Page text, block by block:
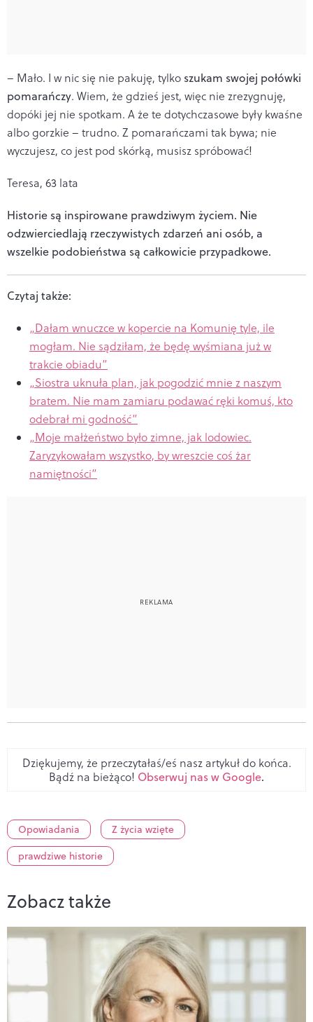
– Mało. I w nic się nie pakuję, tylko szukam swojej połówki
pomarańczy. Wiem, że gdzieś jest, więc nie zrezygnuję,
dopóki jej nie spotkam. A że te dotychczasowe były kwaśne
albo gorzkie – trudno. Z pomarańczami tak bywa; nie
wyczujesz, co jest pod skórką, musisz spróbować!
Teresa, 63 lata
Historie są inspirowane prawdziwym życiem. Nie
odzwierciedlają rzeczywistych zdarzeń ani osób, a
wszelkie podobieństwa są całkowicie przypadkowe.
Czytaj także:
„Dałam wnuczce w kopercie na Komunię tyle, ile
mogłam. Nie sądziłam, że będę wyśmiana już w
trakcie obiadu”
„Siostra uknuła plan, jak pogodzić mnie z naszym
bratem. Nie mam zamiaru podawać ręki komuś, kto
odebrał mi godność”
„Moje małżeństwo było zimne, jak lodowiec.
Zaryzykowałam wszystko, by wreszcie coś żar
namiętności”
Dziękujemy, że przeczytałaś/eś nasz artykuł do końca.
Bądź na bieżąco! Obserwuj nas w Google.
Opowiadania
Z życia wzięte
prawdziwe historie
Zobacz także